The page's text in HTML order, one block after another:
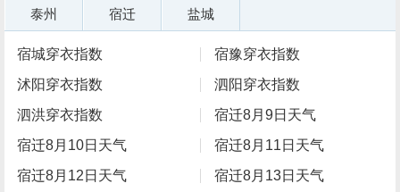
泰州 宿迁 盐城
宿城穿衣指数
宿豫穿衣指数
沭阳穿衣指数
泗阳穿衣指数
泗洪穿衣指数
宿迁8月9日天气
宿迁8月10日天气
宿迁8月11日天气
宿迁8月12日天气
宿迁8月13日天气